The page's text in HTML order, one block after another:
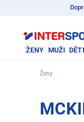
ŽENY MUŽI DĚTI
Ženy